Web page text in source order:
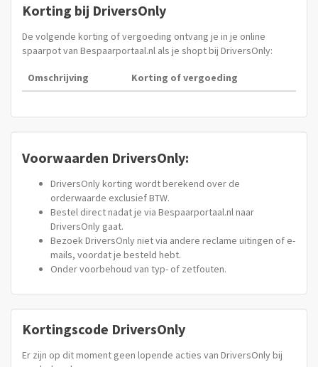
Korting bij DriversOnly
De volgende korting of vergoeding ontvang je in je online
spaarpot van Bespaarportaal.nl als je shopt bij DriversOnly:
Omschrijving Korting of vergoeding
Voorwaarden DriversOnly:
DriversOnly korting wordt berekend over de
orderwaarde exclusief BTW.
Bestel direct nadat je via Bespaarportaal.nl naar
DriversOnly gaat.
Bezoek DriversOnly niet via andere reclame uitingen of e-
mails, voordat je besteld hebt.
Onder voorbehoud van typ- of zetfouten.
Kortingscode DriversOnly
Er zijn op dit moment geen lopende acties van DriversOnly bij